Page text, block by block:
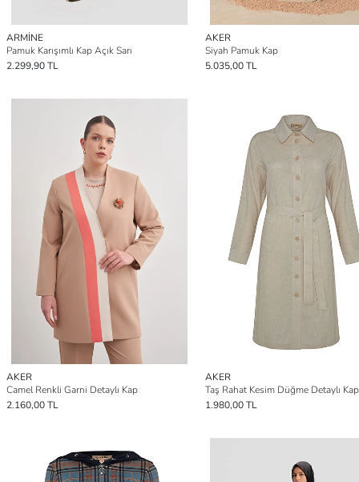
ARMİNE
Pamuk Karışımlı Kap Açık Sarı
2.299,90 TL
AKER
Siyah Pamuk Kap
5.035,00 TL
AKER
Camel Renkli Garni Detaylı Kap
2.160,00 TL
AKER
Taş Rahat Kesim Düğme Detaylı Kap
1.980,00 TL